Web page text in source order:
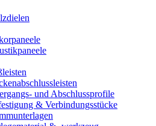
und Abschlussprofile
& Verbindungsstücke